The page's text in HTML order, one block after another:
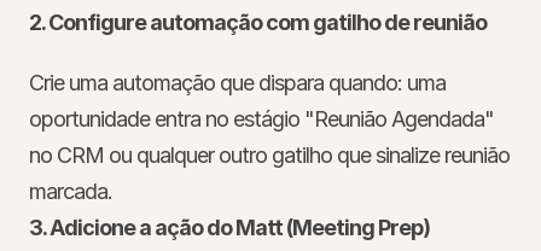
2. Configure automação com gatilho de reunião
Crie uma automação que dispara quando: uma
oportunidade entra no estágio "Reunião Agendada"
no CRM ou qualquer outro gatilho que sinalize reunião
marcada.
3. Adicione a ação do Matt (Meeting Prep)